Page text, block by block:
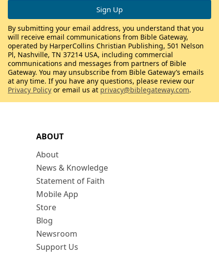
ABOUT
About
News & Knowledge
Statement of Faith
Mobile App
Store
Blog
Newsroom
Support Us
By submitting your email address, you understand that you
will receive email communications from Bible Gateway,
operated by HarperCollins Christian Publishing, 501 Nelson
Pl, Nashville, TN 37214 USA, including commercial
communications and messages from partners of Bible
Gateway. You may unsubscribe from Bible Gateway’s emails
at any time. If you have any questions, please review our
Privacy Policy or email us at privacy@biblegateway.com.